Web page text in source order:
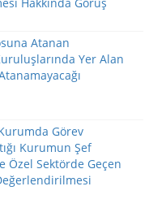
Atanan
Yer Alan
Görev
Kurumun Şef
Özel Sektörde Geçen